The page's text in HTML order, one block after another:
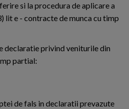
si la procedura de aplicare a
lit e - contracte de munca cu timp
declaratie privind veniturile din
partial:
de fals in declaratii prevazute